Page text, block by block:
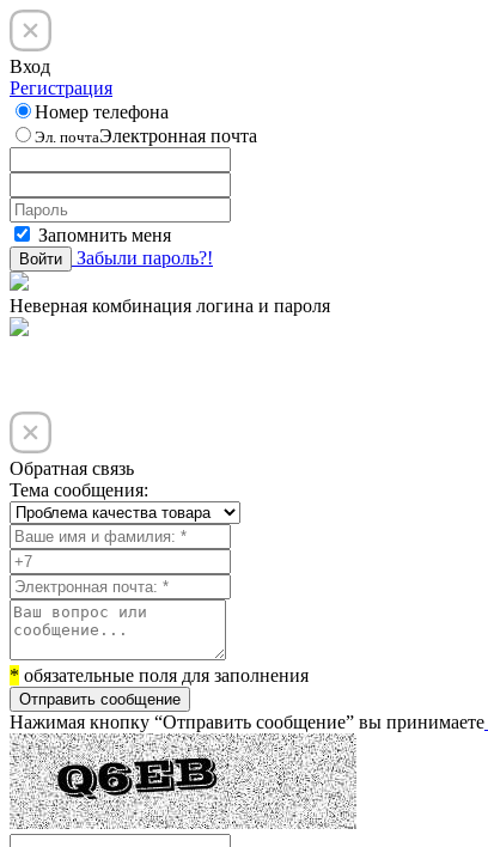
Вход
Регистрация
Номер телефона
Эл. почтаЭлектронная почта
Запомнить меня
Войти Забыли пароль?!
Неверная комбинация логина и пароля
Обратная связь
Тема сообщения:
* обязательные поля для заполнения
Отправить сообщение
Нажимая кнопку “Отправить сообщение” вы принимаете